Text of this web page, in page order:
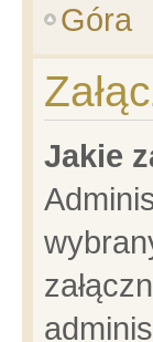
Góra
Jakie